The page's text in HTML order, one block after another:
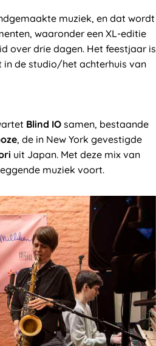
muziek, en dat wordt
waaronder een XL-editie
over drie dagen. Het feestjaar is
in de studio/het achterhuis van
Blind IO samen, bestaande
, de in New York gevestigde
uit Japan. Met deze mix van
muziek voort.